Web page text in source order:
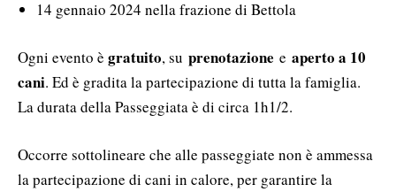
14 gennaio 2024 nella frazione di Bettola
Ogni evento è gratuito, su prenotazione e aperto a 10
cani. Ed è gradita la partecipazione di tutta la famiglia.
La durata della Passeggiata è di circa 1h1/2.
Occorre sottolineare che alle passeggiate non è ammessa
la partecipazione di cani in calore, per garantire la